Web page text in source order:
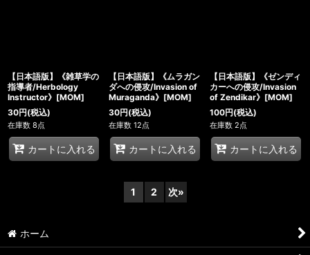
【日本語版】《雑草学の
指導者/Herbology
Instructor》[MOM]
30円(税込)
在庫数 8点
カートに入れる
【日本語版】《ムラガン
ダへの侵攻/Invasion of
Muraganda》[MOM]
30円(税込)
在庫数 12点
カートに入れる
【日本語版】《ゼンディ
カーへの侵攻/Invasion
of Zendikar》[MOM]
100円(税込)
在庫数 2点
カートに入れる
1 2 次»
ホーム